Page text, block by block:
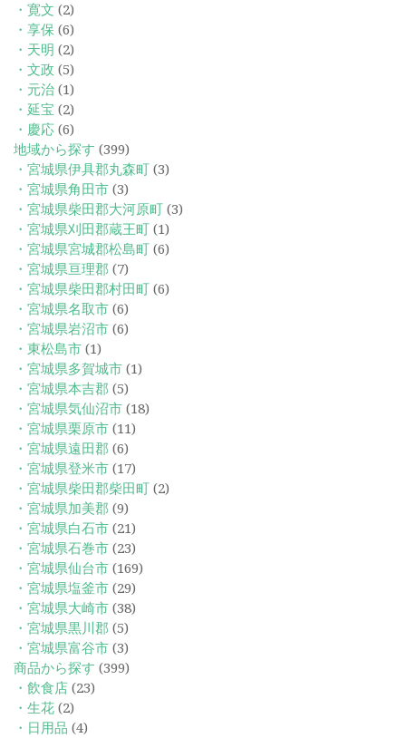
・寛文 (2)
・享保 (6)
・天明 (2)
・文政 (5)
・元治 (1)
・延宝 (2)
・慶応 (6)
地域から探す (399)
・宮城県伊具郡丸森町 (3)
・宮城県角田市 (3)
・宮城県柴田郡大河原町 (3)
・宮城県刈田郡蔵王町 (1)
・宮城県宮城郡松島町 (6)
・宮城県亘理郡 (7)
・宮城県柴田郡村田町 (6)
・宮城県名取市 (6)
・宮城県岩沼市 (6)
・東松島市 (1)
・宮城県多賀城市 (1)
・宮城県本吉郡 (5)
・宮城県気仙沼市 (18)
・宮城県栗原市 (11)
・宮城県遠田郡 (6)
・宮城県登米市 (17)
・宮城県柴田郡柴田町 (2)
・宮城県加美郡 (9)
・宮城県白石市 (21)
・宮城県石巻市 (23)
・宮城県仙台市 (169)
・宮城県塩釜市 (29)
・宮城県大崎市 (38)
・宮城県黒川郡 (5)
・宮城県富谷市 (3)
商品から探す (399)
・飲食店 (23)
・生花 (2)
・日用品 (4)